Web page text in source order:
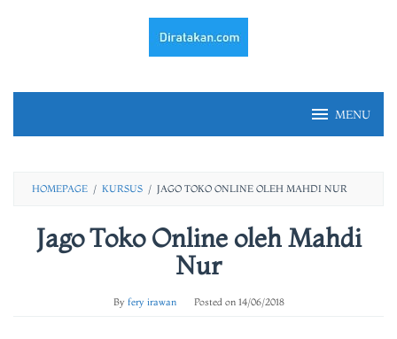
MENU
HOMEPAGE / KURSUS / JAGO TOKO ONLINE OLEH MAHDI NUR
Jago Toko Online oleh Mahdi
Nur
By fery irawan Posted on 14/06/2018